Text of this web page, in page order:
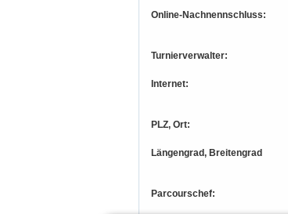
Online-Nachnennschluss:
Turnierverwalter:
Internet:
PLZ, Ort:
Längengrad, Breitengrad
Parcourschef: